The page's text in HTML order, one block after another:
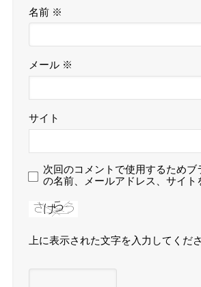
名前 ※
メール ※
サイト
次回のコメントで使用するためブ
の名前、メールアドレス、サイト
上に表示された文字を入力してくださ